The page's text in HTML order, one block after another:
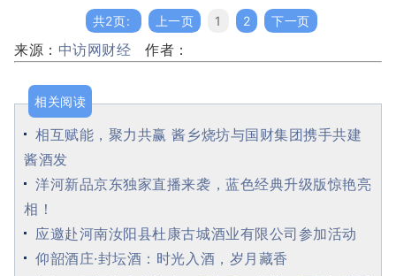
共2页: 上一页 1 2 下一页
来源： 中访网财经 作者：
相关阅读
相互赋能，聚力共赢 酱乡烧坊与国财集团携手共建
酱酒发
洋河新品京东独家直播来袭，蓝色经典升级版惊艳亮
相！
应邀赴河南汝阳县杜康古城酒业有限公司参加活动
仰韶酒庄·封坛酒：时光入酒，岁月藏香